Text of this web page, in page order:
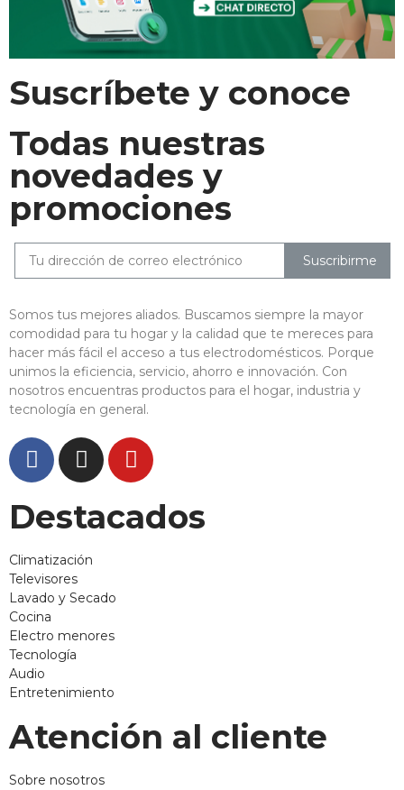
Suscríbete y conoce
Todas nuestras
novedades y
promociones
Suscribirme
Somos tus mejores aliados. Buscamos siempre la mayor
comodidad para tu hogar y la calidad que te mereces para
hacer más fácil el acceso a tus electrodomésticos. Porque
unimos la eficiencia, servicio, ahorro e innovación. Con
nosotros encuentras productos para el hogar, industria y
tecnología en general.
Destacados
Climatización
Televisores
Lavado y Secado
Cocina
Electro menores
Tecnología
Audio
Entretenimiento
Atención al cliente
Sobre nosotros